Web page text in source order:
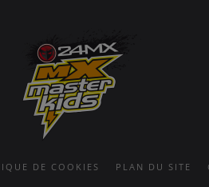
DE COOKIES PLAN DU SITE